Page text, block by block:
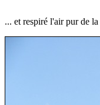
... et respiré l'air pur de